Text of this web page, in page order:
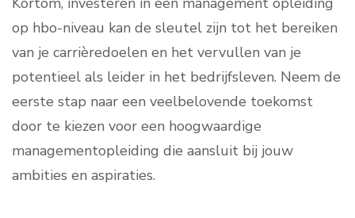
op hbo-niveau kan de sleutel zijn tot het bereiken
van je carrièredoelen en het vervullen van je
potentieel als leider in het bedrijfsleven. Neem de
eerste stap naar een veelbelovende toekomst
door te kiezen voor een hoogwaardige
managementopleiding die aansluit bij jouw
ambities en aspiraties.